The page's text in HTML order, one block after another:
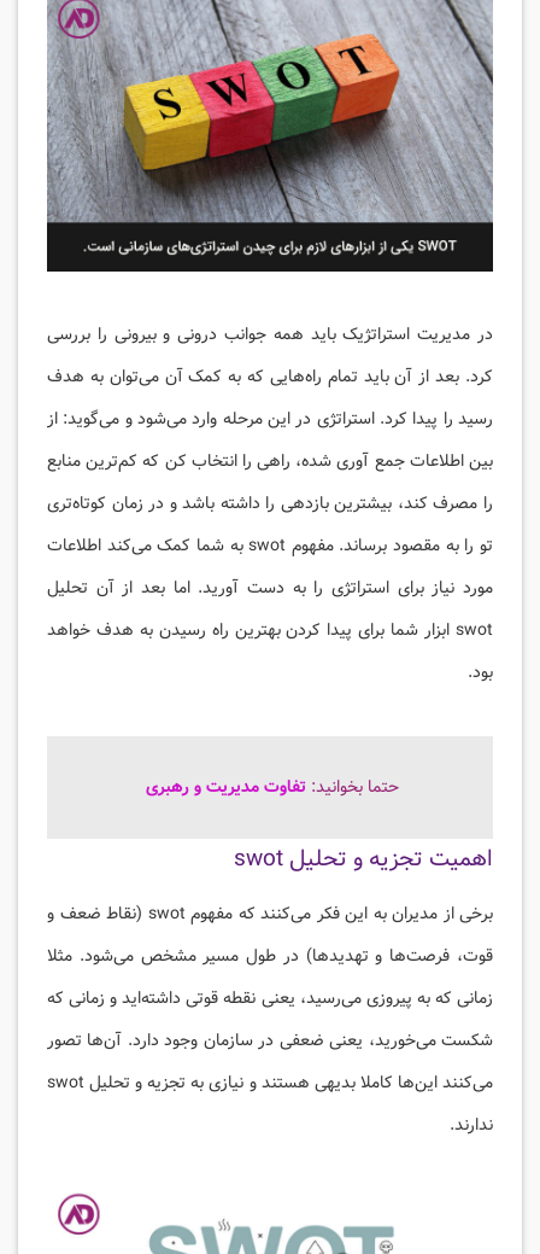
در مدیریت استراتژیک باید همه جوانب درونی و بیرونی را بررسی
کرد. بعد از آن باید تمام راه‌هایی که به کمک آن می‌توان به هدف
رسید را پیدا کرد. استراتژی در این مرحله وارد می‌شود و می‌گوید: از
بین اطلاعات جمع آوری شده، راهی را انتخاب کن که کم‌ترین منابع
را مصرف کند، بیشترین بازدهی را داشته باشد و در زمان کوتاه‌تری
تو را به مقصود برساند. مفهوم swot به شما کمک می‌کند اطلاعات
مورد نیاز برای استراتژی را به دست آورید. اما بعد از آن تحلیل
swot ابزار شما برای پیدا کردن بهترین راه رسیدن به هدف خواهد
بود.
حتما بخوانید: تفاوت مدیریت و رهبری
اهمیت تجزیه و تحلیل swot
برخی از مدیران به این فکر می‌کنند که مفهوم swot (نقاط ضعف و
قوت، فرصت‌ها و تهدیدها) در طول مسیر مشخص می‌شود. مثلا
زمانی که به پیروزی می‌رسید، یعنی نقطه قوتی داشته‌اید و زمانی که
شکست می‌خورید، یعنی ضعفی در سازمان وجود دارد. آن‌ها تصور
می‌کنند این‌ها کاملا بدیهی هستند و نیازی به تجزیه و تحلیل swot
ندارند.